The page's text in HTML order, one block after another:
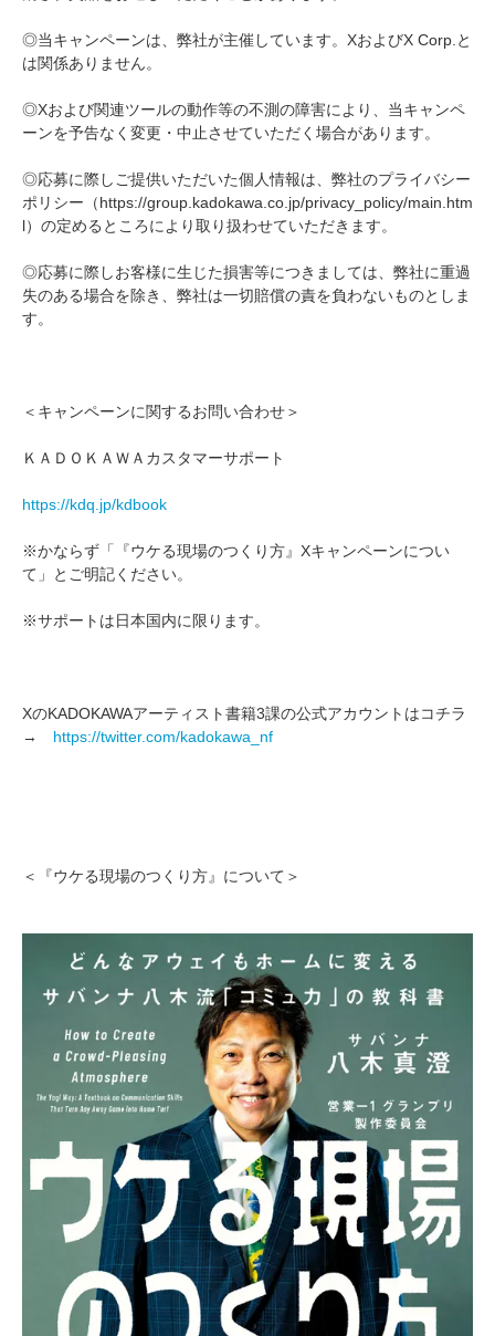
◎当キャンペーンは、弊社が主催しています。XおよびX Corp.と
は関係ありません。
◎Xおよび関連ツールの動作等の不測の障害により、当キャンペ
ーンを予告なく変更・中止させていただく場合があります。
◎応募に際しご提供いただいた個人情報は、弊社のプライバシー
ポリシー（https://group.kadokawa.co.jp/privacy_policy/main.htm
l）の定めるところにより取り扱わせていただきます。
◎応募に際しお客様に生じた損害等につきましては、弊社に重過
失のある場合を除き、弊社は一切賠償の責を負わないものとしま
す。
＜キャンペーンに関するお問い合わせ＞
ＫＡＤＯＫＡＷＡカスタマーサポート
https://kdq.jp/kdbook
※かならず「『ウケる現場のつくり方』Xキャンペーンについ
て」とご明記ください。
※サポートは日本国内に限ります。
XのKADOKAWAアーティスト書籍3課の公式アカウントはコチラ
→ https://twitter.com/kadokawa_nf
＜『ウケる現場のつくり方』について＞